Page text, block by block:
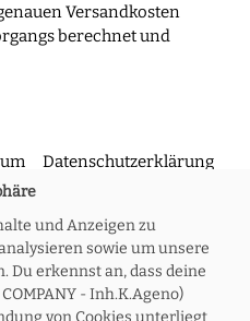
Versandkosten
berechnet und
Datenschutzerklärung
Rückgabe Widerruf
Meine Bestellung
und Anzeigen zu
sowie um unsere
Du erkennst an, dass deine
- Inh.K.Ageno)
von Cookies unterliegt